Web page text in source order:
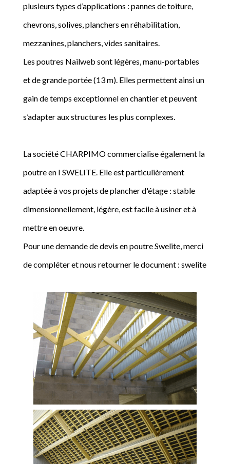
plusieurs types d’applications : pannes de toiture,
chevrons, solives, planchers en réhabilitation,
mezzanines, planchers, vides sanitaires.
Les poutres Nailweb sont légères, manu-portables
et de grande portée (13 m). Elles permettent ainsi un
gain de temps exceptionnel en chantier et peuvent
s’adapter aux structures les plus complexes.
La société CHARPIMO commercialise également la
poutre en I SWELITE. Elle est particulièrement
adaptée à vos projets de plancher d'étage : stable
dimensionnellement, légère, est facile à usiner et à
mettre en oeuvre.
Pour une demande de devis en poutre Swelite, merci
de compléter et nous retourner le document : swelite